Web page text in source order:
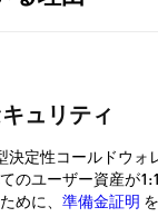
ュリティ
決定性コールドウォ
のユーザー資産が
めに、 準備金証明